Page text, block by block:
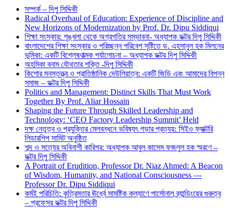
সম্পর্ক – দিপু সিদ্দিকী
Radical Overhaul of Education: Experience of Discipline and
New Horizons of Modernization by Prof. Dr. Dipu Siddiqui
শিক্ষা সংস্কার: শৃঙ্খলা থেকে অগ্রগতির সম্ভাবনা- অধ্যাপক ডক্টর দিপু সিদ্দিকী
বাংলাদেশের শিক্ষা সংস্কার ও পরিচ্ছন্ন পরিবেশ সৃষ্টিতে ড. এহসানুল হক মিলনের
ভূমিকা: একটি বিশ্লেষণাত্মক পর্যালোচনা – অধ্যাপক ডক্টর দিপু সিদ্দিকী
অহমিকা বনাম যৌথতার শক্তি -দিপু সিদ্দিকী
কিশোর মনস্তত্ত্ব ও প্রাতিষ্ঠানিক দেউলিয়াত্ব: একটি জিডি এবং আমাদের বিপন্ন
সমাজ – ডক্টর দিপু সিদ্দিকী
Politics and Management: Distinct Skills That Must Work
Together By Prof. Aliar Hossain
Shaping the Future Through Skilled Leadership and
Technology: ‘CEO Factory Leadership Summit’ Held
দক্ষ নেতৃত্ব ও প্রযুক্তির মেলবন্ধনে ভবিষ্যৎ গড়ার প্রত্যয়: সিইও ফ্যাক্টরি
লিডারশিপ সামিট অনুষ্ঠিত
শব্দ ও সত্যের অবিনাশী কারিগর: অধ্যাপক আবুল কাসেম ফজলুল হক স্মরণে –
ডক্টর দিপু সিদ্দিকী
A Portrait of Erudition, Professor Dr. Niaz Ahmed: A Beacon
of Wisdom, Humanity, and National Consciousness —
Professor Dr. Dipu Siddiqui
কর্মই পরিচিতি: কৃত্রিমতার ঊর্ধ্বে সামষ্টিক কল্যাণে পার্সোনাল ব্র্যান্ডিংয়ের গুরুত্ব
– প্রফেসর ডক্টর দিপু সিদ্দিকী